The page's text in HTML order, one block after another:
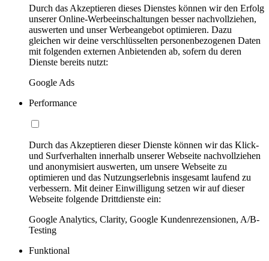
Durch das Akzeptieren dieses Dienstes können wir den Erfolg
unserer Online-Werbeeinschaltungen besser nachvollziehen,
auswerten und unser Werbeangebot optimieren. Dazu
gleichen wir deine verschlüsselten personenbezogenen Daten
mit folgenden externen Anbietenden ab, sofern du deren
Dienste bereits nutzt:
Google Ads
Performance
Durch das Akzeptieren dieser Dienste können wir das Klick-
und Surfverhalten innerhalb unserer Webseite nachvollziehen
und anonymisiert auswerten, um unsere Webseite zu
optimieren und das Nutzungserlebnis insgesamt laufend zu
verbessern. Mit deiner Einwilligung setzen wir auf dieser
Webseite folgende Drittdienste ein:
Google Analytics, Clarity, Google Kundenrezensionen, A/B-
Testing
Funktional